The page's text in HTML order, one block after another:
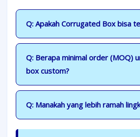
Q: Apakah Corrugated Box bisa
Q: Berapa minimal order (MOQ)
box custom?
Q: Manakah yang lebih ramah